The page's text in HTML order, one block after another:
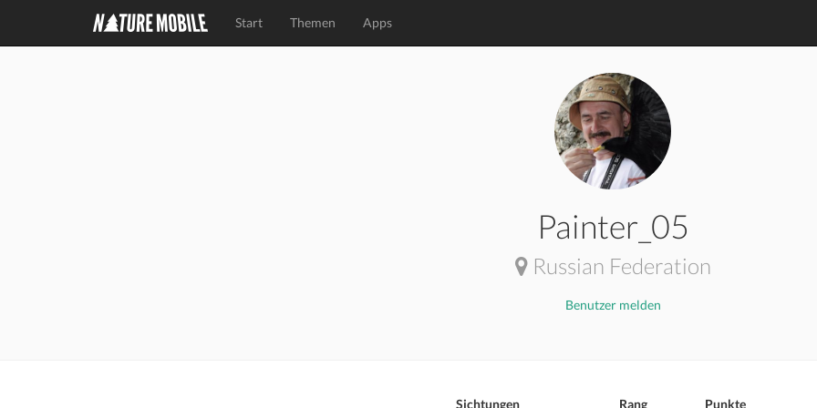
Start Themen Apps
Painter_05
Russian Federation
Benutzer melden
Sichtungen Rang Punkte